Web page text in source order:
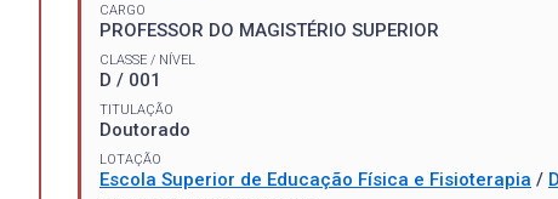
CARGO
PROFESSOR DO MAGISTÉRIO SUPERIOR
CLASSE / NÍVEL
D / 001
TITULAÇÃO
Doutorado
LOTAÇÃO
Escola Superior de Educação Física e Fisioterapia /